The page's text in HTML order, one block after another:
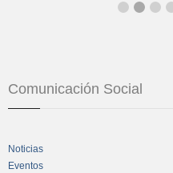
Comunicación Social
Noticias
Eventos